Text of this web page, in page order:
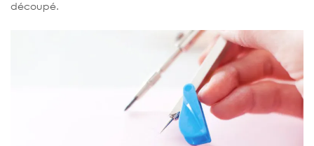
découpé.